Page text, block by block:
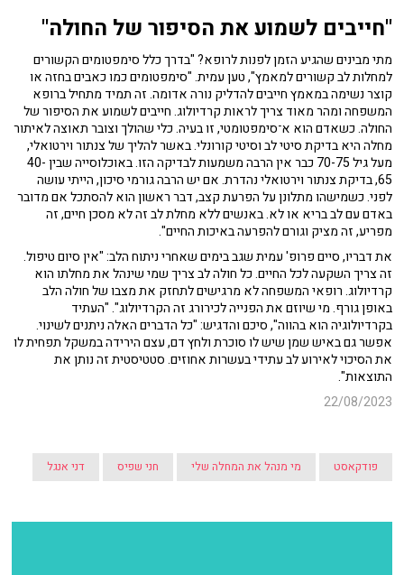
"חייבים לשמוע את הסיפור של החולה"
מתי מבינים שהגיע הזמן לפנות לרופא? "בדרך כלל סימפטומים הקשורים
למחלות לב קשורים למאמץ", טען עמית. "סימפטומים כמו כאבים בחזה או
קוצר נשימה במאמץ חייבים להדליק נורה אדומה. זה תמיד מתחיל ברופא
המשפחה ומהר מאוד צריך לראות קרדיולוג. חייבים לשמוע את הסיפור של
החולה. כשאדם הוא א־סימפטומטי, זו בעיה. כלי שהולך וצובר תאוצה לאיתור
מחלה היא בדיקת סיטי לב וסיטי קורונלי. באשר להליך של צנתור וירטואלי,
מעל גיל 70-75 כבר אין הרבה משמעות לבדיקה הזו. באוכלוסייה שבין 40-
65, בדיקת צנתור וירטואלי נהדרת. אם יש הרבה גורמי סיכון, הייתי עושה
לפני. כשמישהו מתלונן על הפרעת קצב, דבר ראשון הוא להסתכל אם מדובר
באדם עם לב בריא או לא. באנשים ללא מחלת לב זה לא מסכן חיים, זה
מפריע, זה מציק וגורם להפרעה באיכות החיים".
את דבריו, סיים פרופ' עמית שגב בימים שאחרי ניתוח הלב: "אין סיום טיפול.
זה צריך השקעה לכל החיים. כל חולה לב צריך שמי שינהל את מחלתו הוא
קרדיולוג. רופאי המשפחה לא מרגישים לתחזק את מצבו של חולה הלב
באופן גורף. מי שיוזם את הפנייה לכירורג זה הקרדיולוג". "העתיד
בקרדיולוגיה הוא בהווה", סיכם והדגיש: "כל הדברים האלה ניתנים לשינוי.
אפשר גם באיש שמן שיש לו סוכרת ולחץ דם, עצם הירידה במשקל תפחית לו
את הסיכוי לאירוע לב עתידי בעשרות אחוזים. סטטיסטית זה נותן את
התוצאות".
22/08/2023
פודקאסט מי מנהל את המחלה שלי חני שפיס דני אנגל